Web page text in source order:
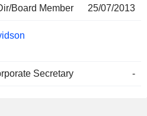
Board Member
25/07/2013
Secretary -